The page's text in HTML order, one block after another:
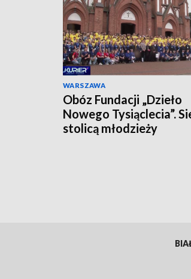
WARSZAWA
Obóz Fundacji „Dzieło
Nowego Tysiąclecia”.
stolicą młodzieży